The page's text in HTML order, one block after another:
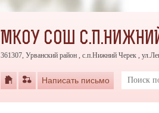
МКОУ СОШ
361307, Урванский район , с.п.Нижний Черек ,
Написать письмо